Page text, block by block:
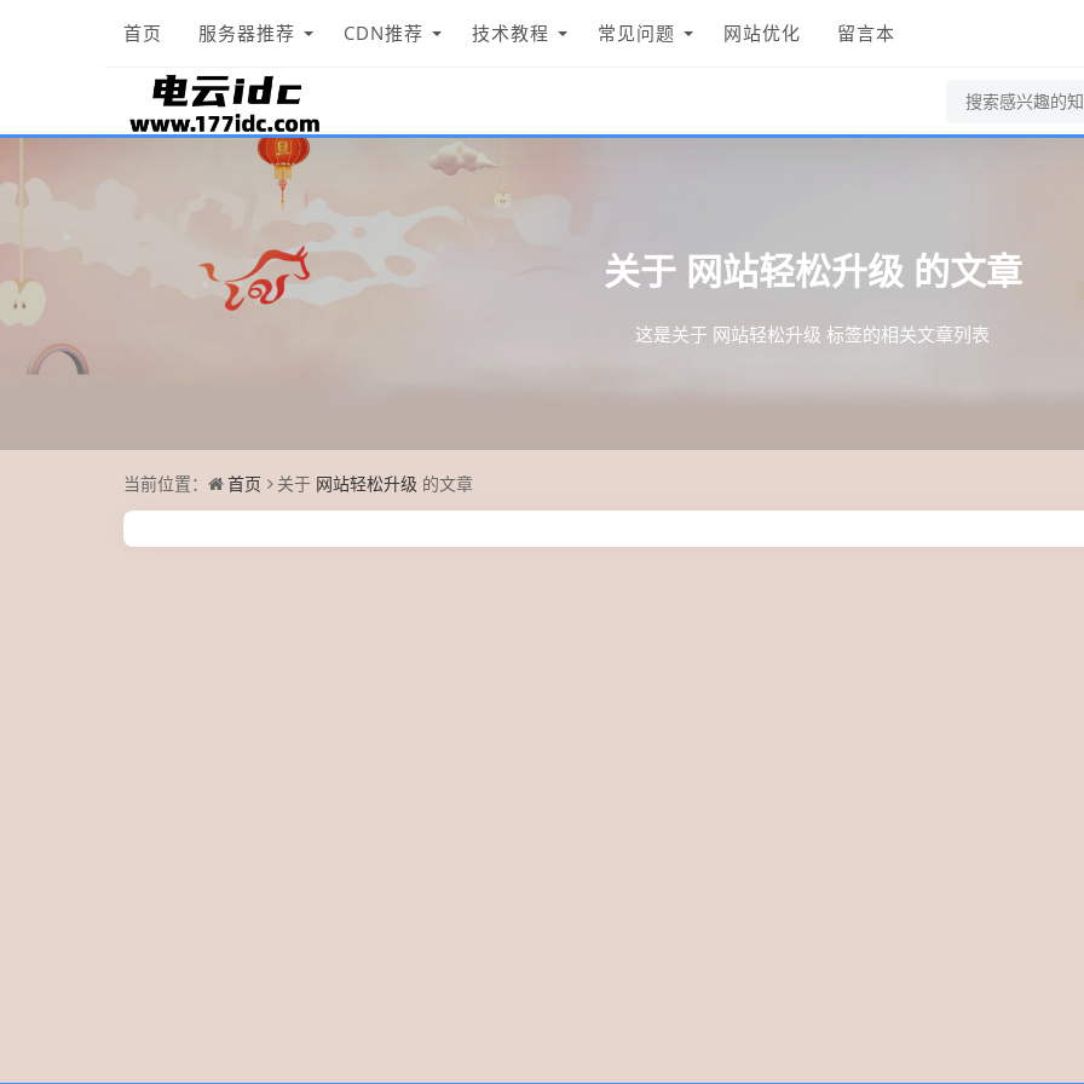
首页 服务器推荐 CDN推荐 技术教程 常见问题 网站优化 留言本
关于 网站轻松升级 的文章
这是关于 网站轻松升级 标签的相关文章列表
当前位置： 首页 关于 网站轻松升级 的文章